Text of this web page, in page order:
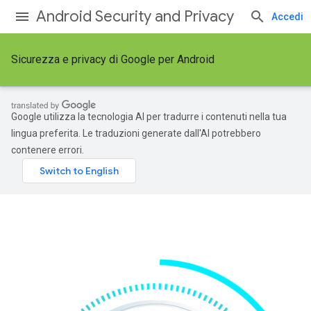
Android Security and Privacy Accedi
Sicurezza e privacy di Google per Android
Google utilizza la tecnologia AI per tradurre i contenuti nella tua
lingua preferita. Le traduzioni generate dall'AI potrebbero
contenere errori.